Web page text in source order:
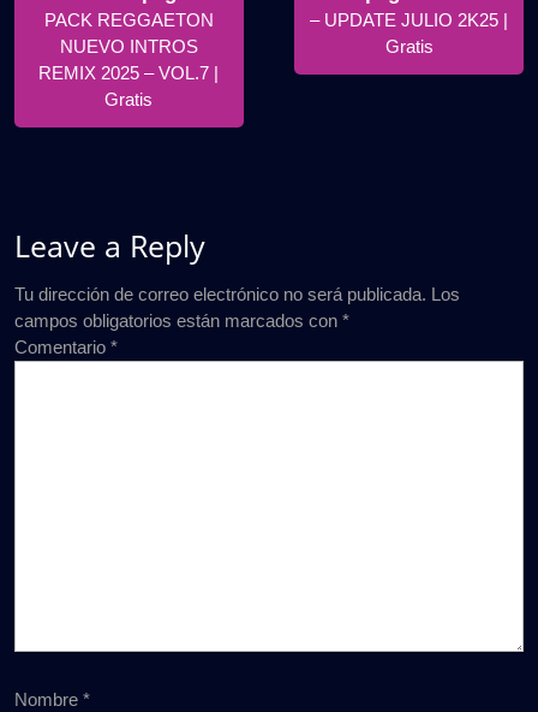
entradas
Posts
PACK REGGAETON
NUEVO INTROS
REMIX 2025 – VOL.7 |
Gratis
Posts
– UPDATE JULIO 2K25 |
Gratis
Leave a Reply
Tu dirección de correo electrónico no será publicada. Los
campos obligatorios están marcados con *
Comentario *
Nombre *